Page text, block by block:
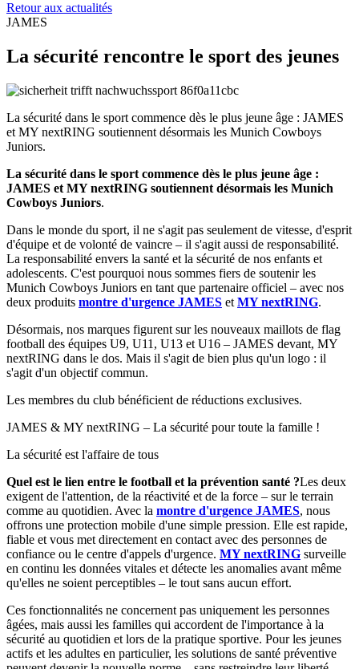
Retour aux actualités
JAMES
La sécurité rencontre le sport des jeunes
La sécurité dans le sport commence dès le plus jeune âge : JAMES
et MY nextRING soutiennent désormais les Munich Cowboys
Juniors.
La sécurité dans le sport commence dès le plus jeune âge :
JAMES et MY nextRING soutiennent désormais les Munich
Cowboys Juniors.
Dans le monde du sport, il ne s'agit pas seulement de vitesse, d'esprit
d'équipe et de volonté de vaincre – il s'agit aussi de responsabilité.
La responsabilité envers la santé et la sécurité de nos enfants et
adolescents. C'est pourquoi nous sommes fiers de soutenir les
Munich Cowboys Juniors en tant que partenaire officiel – avec nos
deux produits montre d'urgence JAMES et MY nextRING.
Désormais, nos marques figurent sur les nouveaux maillots de flag
football des équipes U9, U11, U13 et U16 – JAMES devant, MY
nextRING dans le dos. Mais il s'agit de bien plus qu'un logo : il
s'agit d'un objectif commun.
Les membres du club bénéficient de réductions exclusives.
JAMES & MY nextRING – La sécurité pour toute la famille !
La sécurité est l'affaire de tous
Quel est le lien entre le football et la prévention santé ?Les deux
exigent de l'attention, de la réactivité et de la force – sur le terrain
comme au quotidien. Avec la montre d'urgence JAMES, nous
offrons une protection mobile d'une simple pression. Elle est rapide,
fiable et vous met directement en contact avec des personnes de
confiance ou le centre d'appels d'urgence. MY nextRING surveille
en continu les données vitales et détecte les anomalies avant même
qu'elles ne soient perceptibles – le tout sans aucun effort.
Ces fonctionnalités ne concernent pas uniquement les personnes
âgées, mais aussi les familles qui accordent de l'importance à la
sécurité au quotidien et lors de la pratique sportive. Pour les jeunes
actifs et les adultes en particulier, les solutions de santé préventive